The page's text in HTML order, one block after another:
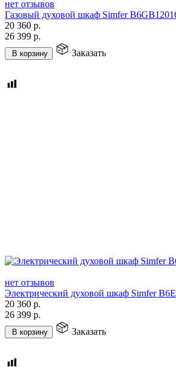
нет отзывов
Газовый духовой шкаф Simfer
20 360 р.
26 399 р.
В корзину Заказать
нет отзывов
Электрический духовой шкаф Simfer
20 360 р.
26 399 р.
В корзину Заказать